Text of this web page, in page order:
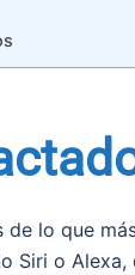
lo que
Siri o